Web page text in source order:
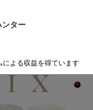
ター
よる収益を得ています